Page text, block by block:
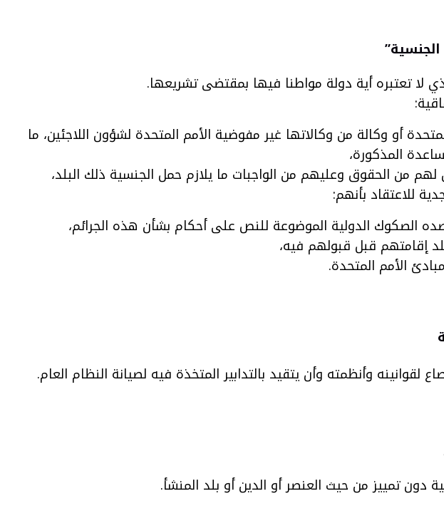
”
لا تعتبره أية دولة مواطنا فيها بمقتضى تشريعها.
أو وكالة من وكالاتها غير مفوضية الأمم المتحدة لشؤون اللاجئين، ما
المذكورة،
من الحقوق وعليهم من الواجبات ما يلازم حمل الجنسية ذلك البلد،
للاعتقاد بأنهم:
الصكوك الدولية الموضوعة للنص على أحكام بشأن هذه الجرائم،
إقامتهم قبل قبولهم فيه،
الأمم المتحدة.
وأنظمته وأن يتقيد بالتدابير المتخذة فيه لصيانة النظام العام.
تمييز من حيث العنصر أو الدين أو بلد المنشأ.